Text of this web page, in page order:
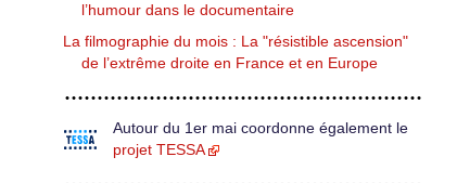
l’humour dans le documentaire
La filmographie du mois : La "résistible ascension"
de l’extrême droite en France et en Europe
Autour du 1er mai coordonne également le
projet TESSA